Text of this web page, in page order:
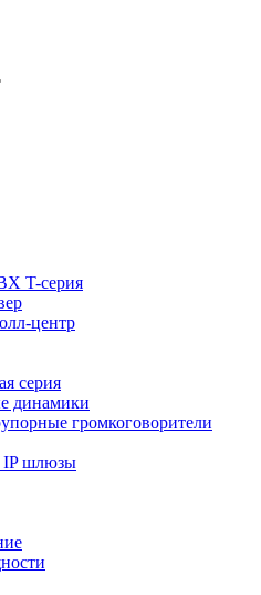
T-серия
центр
серия
динамики
громкоговорители
IP шлюзы